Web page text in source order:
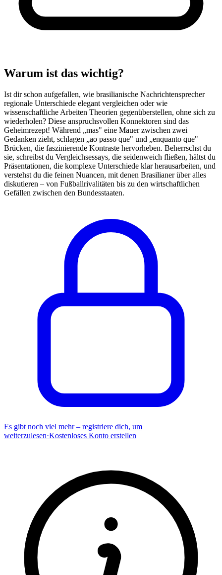
Warum ist das wichtig?
Ist dir schon aufgefallen, wie brasilianische Nachrichtensprecher
regionale Unterschiede elegant vergleichen oder wie
wissenschaftliche Arbeiten Theorien gegenüberstellen, ohne sich zu
wiederholen? Diese anspruchsvollen Konnektoren sind das
Geheimrezept! Während „mas" eine Mauer zwischen zwei
Gedanken zieht, schlagen „ao passo que" und „enquanto que"
Brücken, die faszinierende Kontraste hervorheben. Beherrschst du
sie, schreibst du Vergleichsessays, die seidenweich fließen, hältst du
Präsentationen, die komplexe Unterschiede klar herausarbeiten, und
verstehst du die feinen Nuancen, mit denen Brasilianer über alles
diskutieren – von Fußballrivalitäten bis zu den wirtschaftlichen
Gefällen zwischen den Bundesstaaten.
Es gibt noch viel mehr – registriere dich, um
weiterzulesen·Kostenloses Konto erstellen